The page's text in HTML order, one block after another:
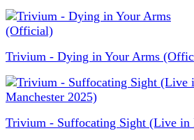
Trivium - Dying in Your Arms
Trivium - Suffocating Sight (Live in